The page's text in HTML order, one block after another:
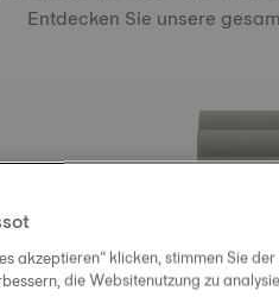
Entdecken Sie unsere
akzeptieren“ klicken, stimmen Sie
die Websitenutzung zu